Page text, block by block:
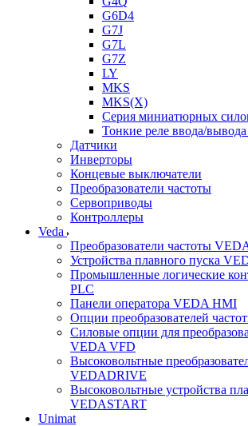
G6D4
G7J
G7L
G7Z
LY
MKS
MKS(X)
Серия миниатюрных
Тонкие реле ввода/
Датчики
Инверторы
Концевые выключатели
Преобразователи частоты
Сервоприводы
Контроллеры
Veda
Преобразователи частоты
Устройства плавного пуска
Промышленные логические
PLC
Панели оператора VEDA HMI
Опции преобразователей
Силовые опции для
VEDA VFD
Высоковольтные
VEDADRIVE
Высоковольтные устройства
VEDASTART
Unimat